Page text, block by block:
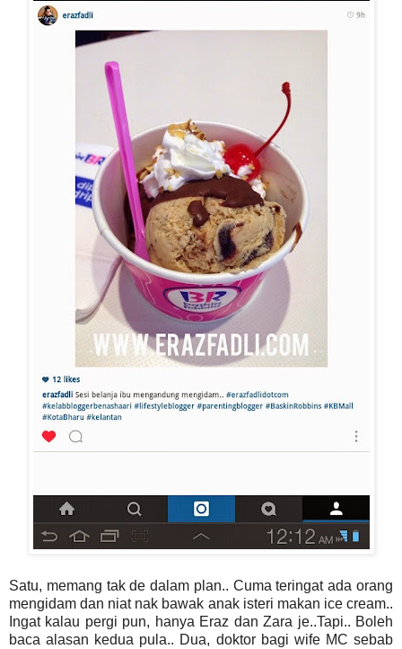
Satu, memang tak de dalam plan.. Cuma teringat ada orang
mengidam dan niat nak bawak anak isteri makan ice cream..
Ingat kalau pergi pun, hanya Eraz dan Zara je..Tapi.. Boleh
baca alasan kedua pula.. Dua, doktor bagi wife MC sebab